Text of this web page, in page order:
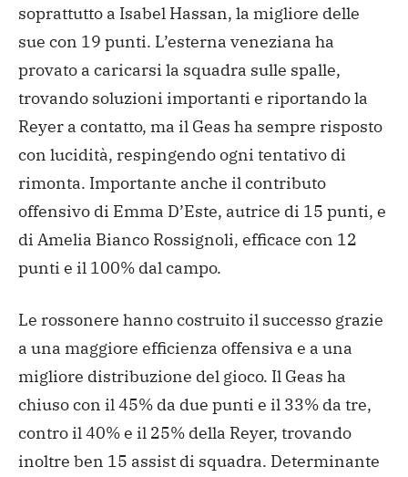
soprattutto a Isabel Hassan, la migliore delle
sue con 19 punti. L’esterna veneziana ha
provato a caricarsi la squadra sulle spalle,
trovando soluzioni importanti e riportando la
Reyer a contatto, ma il Geas ha sempre risposto
con lucidità, respingendo ogni tentativo di
rimonta. Importante anche il contributo
offensivo di Emma D’Este, autrice di 15 punti, e
di Amelia Bianco Rossignoli, efficace con 12
punti e il 100% dal campo.
Le rossonere hanno costruito il successo grazie
a una maggiore efficienza offensiva e a una
migliore distribuzione del gioco. Il Geas ha
chiuso con il 45% da due punti e il 33% da tre,
contro il 40% e il 25% della Reyer, trovando
inoltre ben 15 assist di squadra. Determinante